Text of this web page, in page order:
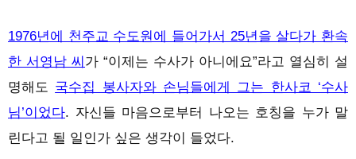
1976년에 천주교 수도원에 들어가서 25년을 살다가 환속
한 서영남 씨 가 “이제는 수사가 아니에요”라고 열심히 설
명해도 국수집 봉사자와 손님들에게 그는 한사코 ‘수사
님’이었다. 자신들 마음으로부터 나오는 호칭을 누가 말
린다고 될 일인가 싶은 생각이 들었다.